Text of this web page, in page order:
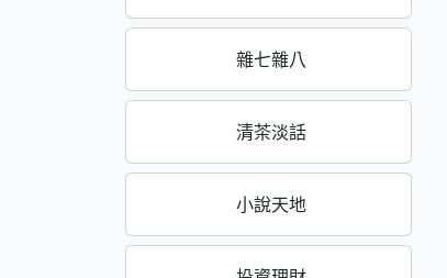
雜七雜八
清茶淡話
小說天地